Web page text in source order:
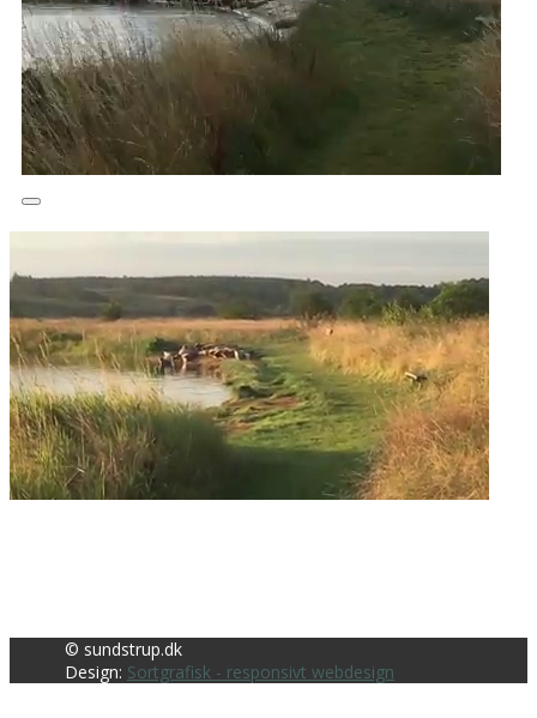
© sundstrup.dk
Design: Sortgrafisk - responsivt webdesign